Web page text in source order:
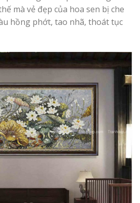
mà vẻ đẹp của hoa sen bị che
hồng phớt, tao nhã, thoát tục